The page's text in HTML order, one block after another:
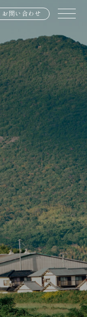
お問い合わせ